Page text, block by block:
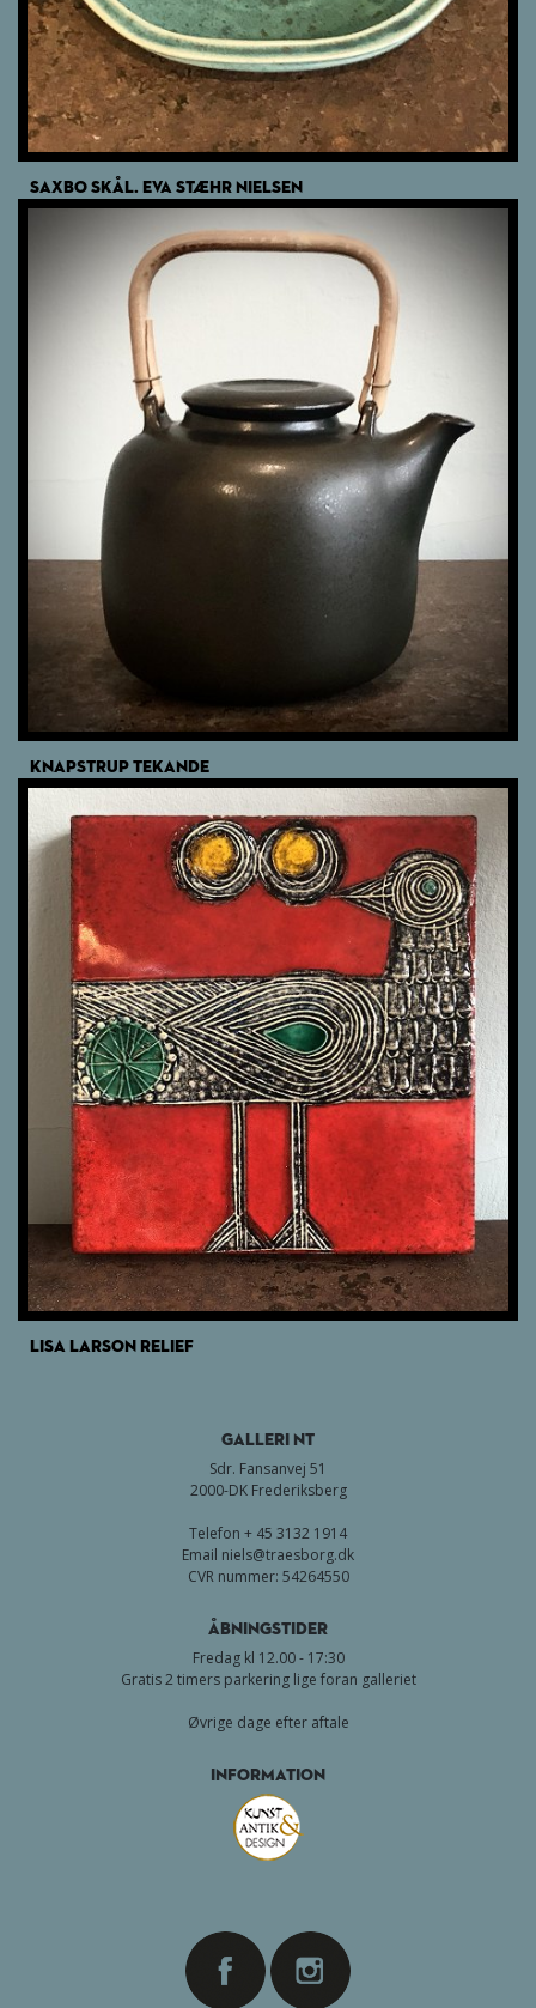
SAXBO SKÅL. EVA STÆHR NIELSEN
KNAPSTRUP TEKANDE
LISA LARSON RELIEF
GALLERI NT
Sdr. Fansanvej 51
2000-DK Frederiksberg
Telefon + 45 3132 1914
Email niels@traesborg.dk
CVR nummer: 54264550
Åbningstider
Fredag kl 12.00 - 17:30
Gratis 2 timers parkering lige foran galleriet
Øvrige dage efter aftale
Information